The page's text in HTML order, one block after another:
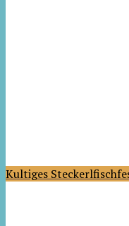
Kultiges